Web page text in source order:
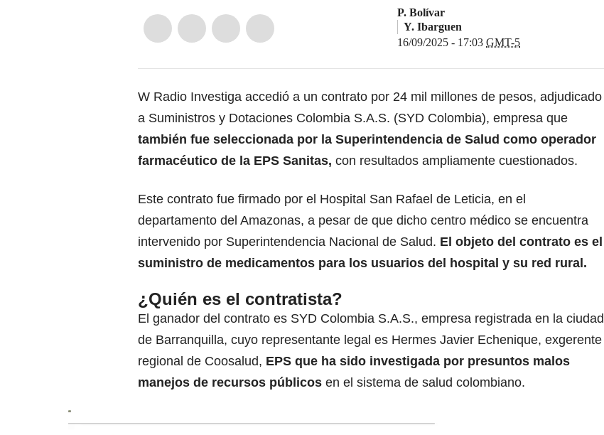
P. Bolívar
Y. Ibarguen
16/09/2025 - 17:03 GMT-5
W Radio Investiga accedió a un contrato por 24 mil millones de pesos, adjudicado
a Suministros y Dotaciones Colombia S.A.S. (SYD Colombia), empresa que
también fue seleccionada por la Superintendencia de Salud como operador
farmacéutico de la EPS Sanitas, con resultados ampliamente cuestionados.
Este contrato fue firmado por el Hospital San Rafael de Leticia, en el
departamento del Amazonas, a pesar de que dicho centro médico se encuentra
intervenido por Superintendencia Nacional de Salud. El objeto del contrato es el
suministro de medicamentos para los usuarios del hospital y su red rural.
¿Quién es el contratista?
El ganador del contrato es SYD Colombia S.A.S., empresa registrada en la ciudad
de Barranquilla, cuyo representante legal es Hermes Javier Echenique, exgerente
regional de Coosalud, EPS que ha sido investigada por presuntos malos
manejos de recursos públicos en el sistema de salud colombiano.